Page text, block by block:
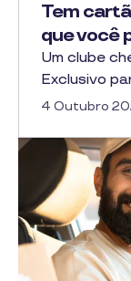
Tem
que você
Um clube
Exclusivo
4 Outubro